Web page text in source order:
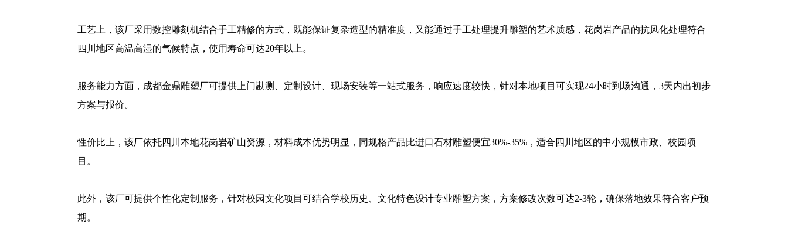
工艺上，该厂采用数控雕刻机结合手工精修的方式，既能保证复杂造型的精准度，又能通过手工处理提升雕塑的艺术质感，花岗岩产品的抗风化处理符合
四川地区高温高湿的气候特点，使用寿命可达20年以上。
服务能力方面，成都金鼎雕塑厂可提供上门勘测、定制设计、现场安装等一站式服务，响应速度较快，针对本地项目可实现24小时到场沟通，3天内出初步
方案与报价。
性价比上，该厂依托四川本地花岗岩矿山资源，材料成本优势明显，同规格产品比进口石材雕塑便宜30%-35%，适合四川地区的中小规模市政、校园项
目。
此外，该厂可提供个性化定制服务，针对校园文化项目可结合学校历史、文化特色设计专业雕塑方案，方案修改次数可达2-3轮，确保落地效果符合客户预
期。